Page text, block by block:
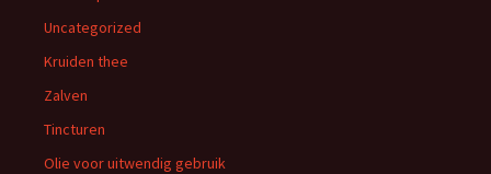
Uncategorized
Kruiden thee
Zalven
Tincturen
Olie voor uitwendig gebruik